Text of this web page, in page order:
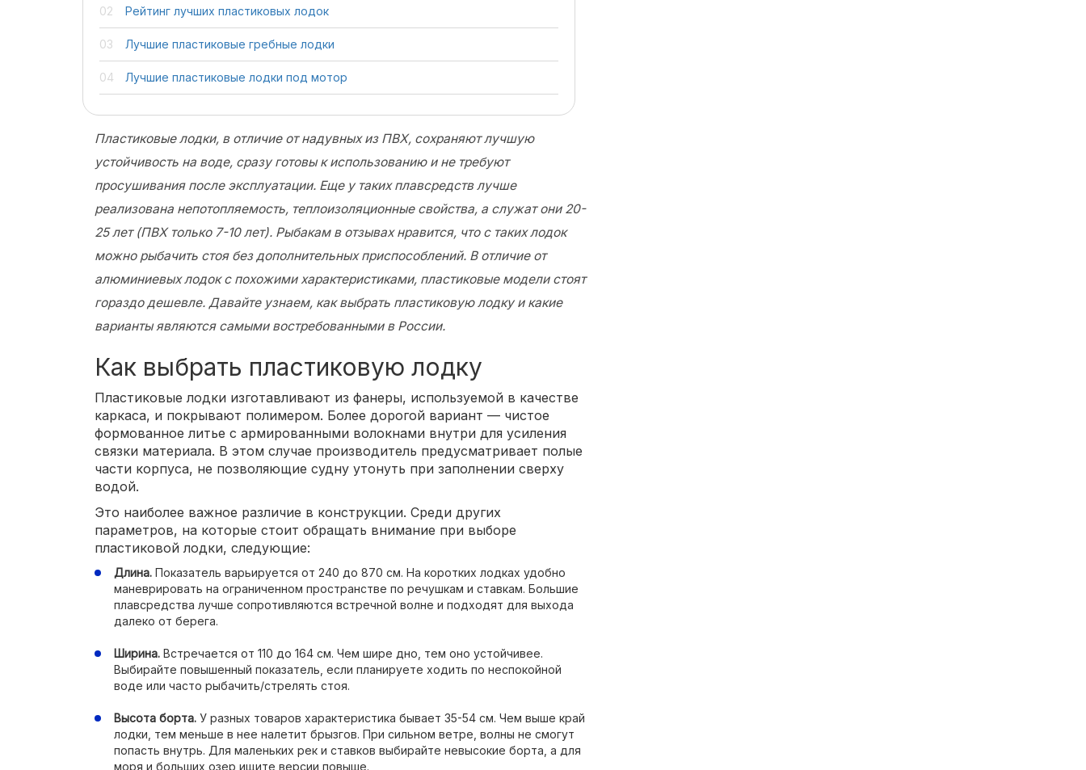
Рейтинг лучших пластиковых лодок
Лучшие пластиковые гребные лодки
Лучшие пластиковые лодки под мотор
Пластиковые лодки, в отличие от надувных из ПВХ, сохраняют лучшую
устойчивость на воде, сразу готовы к использованию и не требуют
просушивания после эксплуатации. Еще у таких плавсредств лучше
реализована непотопляемость, теплоизоляционные свойства, а служат они 20-
25 лет (ПВХ только 7-10 лет). Рыбакам в отзывах нравится, что с таких лодок
можно рыбачить стоя без дополнительных приспособлений. В отличие от
алюминиевых лодок с похожими характеристиками, пластиковые модели стоят
гораздо дешевле. Давайте узнаем, как выбрать пластиковую лодку и какие
варианты являются самыми востребованными в России.
Как выбрать пластиковую лодку
Пластиковые лодки изготавливают из фанеры, используемой в качестве
каркаса, и покрывают полимером. Более дорогой вариант — чистое
формованное литье с армированными волокнами внутри для усиления
связки материала. В этом случае производитель предусматривает полые
части корпуса, не позволяющие судну утонуть при заполнении сверху
водой.
Это наиболее важное различие в конструкции. Среди других
параметров, на которые стоит обращать внимание при выборе
пластиковой лодки, следующие:
Длина. Показатель варьируется от 240 до 870 см. На коротких лодках удобно
маневрировать на ограниченном пространстве по речушкам и ставкам. Большие
плавсредства лучше сопротивляются встречной волне и подходят для выхода
далеко от берега.
Ширина. Встречается от 110 до 164 см. Чем шире дно, тем оно устойчивее.
Выбирайте повышенный показатель, если планируете ходить по неспокойной
воде или часто рыбачить/стрелять стоя.
Высота борта. У разных товаров характеристика бывает 35-54 см. Чем выше край
лодки, тем меньше в нее налетит брызгов. При сильном ветре, волны не смогут
попасть внутрь. Для маленьких рек и ставков выбирайте невысокие борта, а для
моря и больших озер ищите версии повыше.